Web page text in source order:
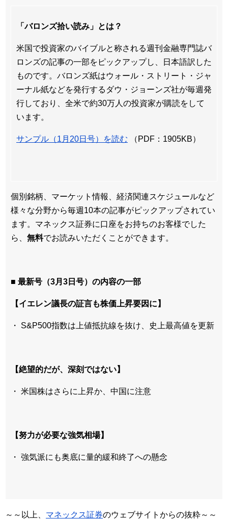
「バロンズ拾い読み」とは？
米国で投資家のバイブルと称される週刊金融専門誌バ
ロンズの記事の一部をピックアップし、日本語訳した
ものです。バロンズ紙はウォール・ストリート・ジャ
ーナル紙などを発行するダウ・ジョーンズ社が毎週発
行しており、全米で約30万人の投資家が購読をして
います。
サンプル（1月20日号）を読む （PDF：1905KB）
個別銘柄、マーケット情報、経済関連スケジュールなど
様々な分野から毎週10本の記事がピックアップされてい
ます。マネックス証券に口座をお持ちのお客様でした
ら、 無料でお読みいただくことができます。
■ 最新号（3月3日号）の内容の一部
【イエレン議長の証言も株価上昇要因に】
・ S&P500指数は上値抵抗線を抜け、史上最高値を更新
【絶望的だが、深刻ではない】
・ 米国株はさらに上昇か、中国に注意
【努力が必要な強気相場】
・ 強気派にも奥底に量的緩和終了への懸念
～～以上、 マネックス証券のウェブサイトからの抜粋～～